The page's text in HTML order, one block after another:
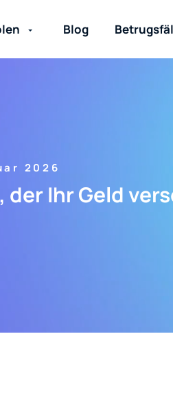
Blog
2026
Ihr Geld